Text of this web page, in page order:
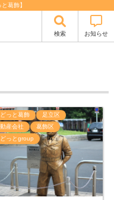
葛飾】
検索 お知らせ
っと葛飾
足立区
産会社
葛飾区
っとgroup